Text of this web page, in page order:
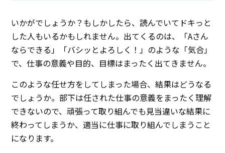
いかがでしょうか？もしかしたら、読んでいてドキっと
した人もいるかもしれません。出てくるのは、「Aさん
ならできる」「バシッとよろしく！」のような「気合」
で、仕事の意義や目的、目標はまったく出てきません。
このような任せ方をしてしまった場合、結果はどうなる
でしょうか。部下は任された仕事の意義をまったく理解
できないので、頑張って取り組んでも見当違いな結果に
終わってしまうか、適当に仕事に取り組んでしまうこと
になります。